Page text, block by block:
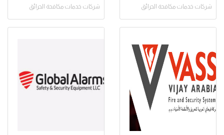
شركات خدمات مكافحة الحرائق شركات خدمات مكافحة الحرائق